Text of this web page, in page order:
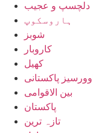
دلچسپ و عجیب
ہاروسکوپ
شوبز
کاروبار
کھیل
اوورسیز پاکستانی
بین الاقوامی
پاکستان
تازہ ترین